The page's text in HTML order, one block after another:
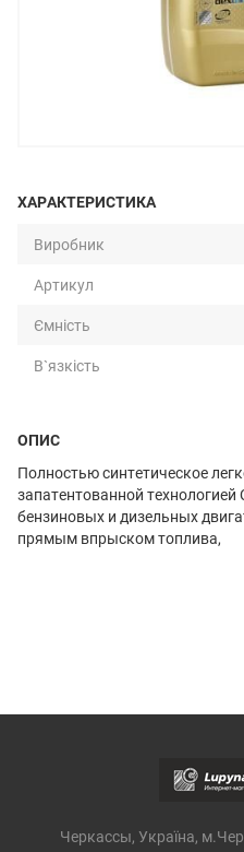
ХАРАКТЕРИСТИКА
Виробник
Артикул
Ємність
В`язкість
ОПИС
Полностью cинтетическое
запатентованной
бензиновых и дизельных
прямым впрыском топлива,
Черкассы, Україна,